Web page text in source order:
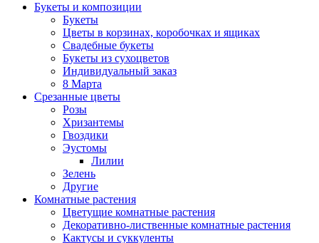
Букеты и композиции
Букеты
Цветы в корзинах, коробочках и ящиках
Свадебные букеты
Букеты из сухоцветов
Индивидуальный заказ
8 Марта
Срезанные цветы
Розы
Хризантемы
Гвоздики
Эустомы
Лилии
Зелень
Другие
Комнатные растения
Цветущие комнатные растения
Декоративно-лиственные комнатные растения
Кактусы и суккуленты